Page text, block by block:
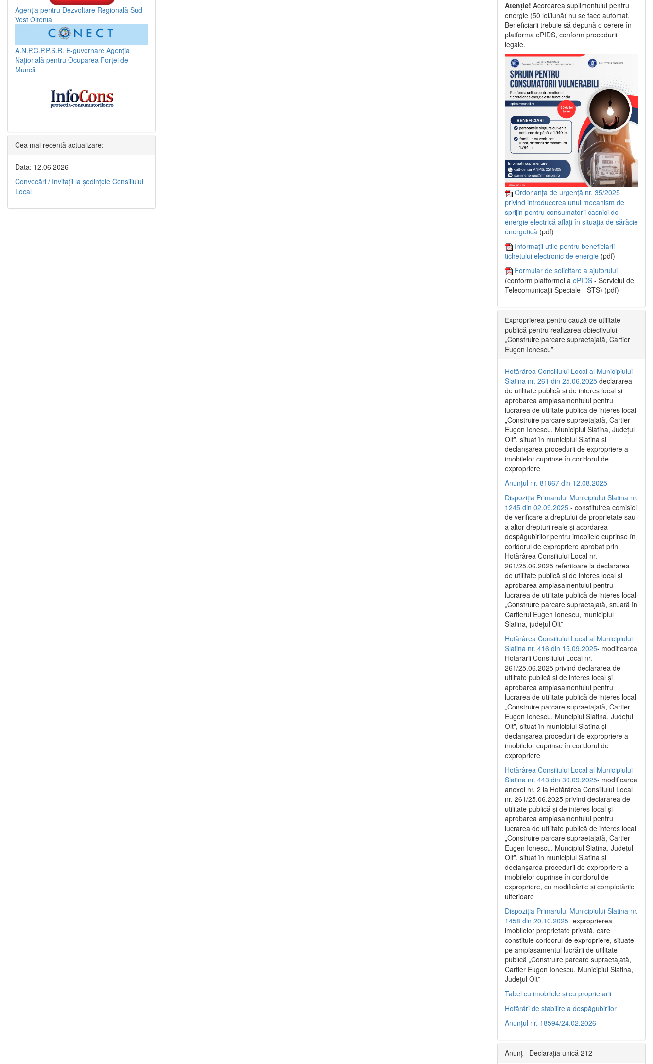
Agenția pentru Dezvoltare Regională Sud-
Vest Oltenia
A.N.P.C.P.P.S.R. E-guvernare Agenția
Națională pentru Ocuparea Forței de
Muncă
Cea mai recentă actualizare:
Data: 12.06.2026
Convocări / Invitaţii la şedinţele Consiliului
Local
Atenție! Acordarea suplimentului pentru
energie (50 lei/lună) nu se face automat.
Beneficiarii trebuie să depună o cerere în
platforma ePIDS, conform procedurii
legale.
Ordonanța de urgență nr. 35/2025
privind introducerea unui mecanism de
sprijin pentru consumatorii casnici de
energie electrică aflați în situația de sărăcie
energetică (pdf)
Informații utile pentru beneficiarii
tichetului electronic de energie (pdf)
Formular de solicitare a ajutorului
(conform platformei a ePIDS - Serviciul de
Telecomunicații Speciale - STS) (pdf)
Exproprierea pentru cauză de utilitate
publică pentru realizarea obiectivului
„Construire parcare supraetajată, Cartier
Eugen Ionescu”
Hotărârea Consiliului Local al Municipiului
Slatina nr. 261 din 25.06.2025 declararea
de utilitate publică și de interes local și
aprobarea amplasamentului pentru
lucrarea de utilitate publică de interes local
„Construire parcare supraetajată, Cartier
Eugen Ionescu, Municipiul Slatina, Județul
Olt”, situat în municipiul Slatina și
declanșarea procedurii de expropriere a
imobilelor cuprinse în coridorul de
expropriere
Anunțul nr. 81867 din 12.08.2025
Dispoziția Primarului Municipiului Slatina nr.
1245 din 02.09.2025 - constituirea comisiei
de verificare a dreptului de proprietate sau
a altor drepturi reale și acordarea
despăgubirilor pentru imobilele cuprinse în
coridorul de expropriere aprobat prin
Hotărârea Consiliului Local nr.
261/25.06.2025 referitoare la declararea
de utilitate publică și de interes local și
aprobarea amplasamentului pentru
lucrarea de utilitate publică de interes local
„Construire parcare supraetajată, situată în
Cartierul Eugen Ionescu, municipiul
Slatina, județul Olt”
Hotărârea Consiliului Local al Municipiului
Slatina nr. 416 din 15.09.2025- modificarea
Hotărârii Consiliului Local nr.
261/25.06.2025 privind declararea de
utilitate publică și de interes local și
aprobarea amplasamentului pentru
lucrarea de utilitate publică de interes local
„Construire parcare supraetajată, Cartier
Eugen Ionescu, Muncipiul Slatina, Județul
Olt”, situat în municipiul Slatina și
declanșarea procedurii de expropriere a
imobilelor cuprinse în coridorul de
expropriere
Hotărârea Consiliului Local al Municipiului
Slatina nr. 443 din 30.09.2025- modificarea
anexei nr. 2 la Hotărârea Consiliului Local
nr. 261/25.06.2025 privind declararea de
utilitate publică şi de interes local şi
aprobarea amplasamentului pentru
lucrarea de utilitate publică de interes local
„Construire parcare supraetajată, Cartier
Eugen Ionescu, Muncipiul Slatina, Judeţul
Olt”, situat în municipiul Slatina şi
declanşarea procedurii de expropriere a
imobilelor cuprinse în coridorul de
expropriere, cu modificările şi completările
ulterioare
Dispoziția Primarului Municipiului Slatina nr.
1458 din 20.10.2025- exproprierea
imobilelor proprietate privată, care
constituie coridorul de expropriere, situate
pe amplasamentul lucrării de utilitate
publică „Construire parcare supraetajată,
Cartier Eugen Ionescu, Municipiul Slatina,
Județul Olt”
Tabel cu imobilele și cu proprietarii
Hotărâri de stabilire a despăgubirilor
Anunțul nr. 18594/24.02.2026
Anunț - Declarația unică 212